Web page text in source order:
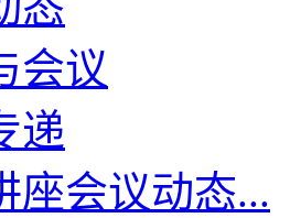
会议
递
座会议动态...